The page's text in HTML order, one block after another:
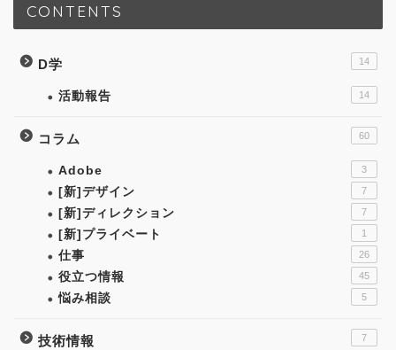
CONTENTS
D学 14
活動報告 14
コラム 60
Adobe 3
[新]デザイン 7
[新]ディレクション 7
[新]プライベート 1
仕事 26
役立つ情報 45
悩み相談 5
技術情報 7